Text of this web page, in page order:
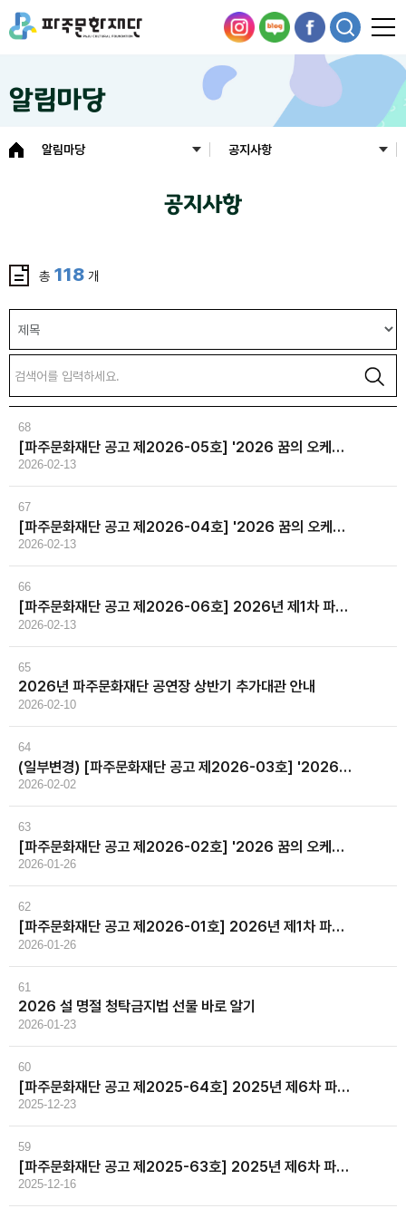
알림마당
알림마당 공지사항
공지사항
총 118 개
68
[파주문화재단 공고 제2026-05호] '2026 꿈의 오케스트라 파주' 강사 모집 재공고 (파트 : 타악기)
2026-02-13
67
[파주문화재단 공고 제2026-04호] '2026 꿈의 오케스트라 파주' 강사 모집 서류심사 결과 공고
2026-02-13
66
[파주문화재단 공고 제2026-06호] 2026년 제1차 파주문화재단 직원채용 서류심사 합격자 및 면접심사 공고
2026-02-13
65
2026년 파주문화재단 공연장 상반기 추가대관 안내
2026-02-10
64
(일부변경) [파주문화재단 공고 제2026-03호] '2026 꿈의 오케스트라 파주' 창립 신규 단원 모집
2026-02-02
63
[파주문화재단 공고 제2026-02호] '2026 꿈의 오케스트라 파주' 강사 모집 공고
2026-01-26
62
[파주문화재단 공고 제2026-01호] 2026년 제1차 파주문화재단 직원채용 공고
2026-01-26
61
2026 설 명절 청탁금지법 선물 바로 알기
2026-01-23
60
[파주문화재단 공고 제2025-64호] 2025년 제6차 파주문화재단 직원채용 최종합격자 공고
2025-12-23
59
[파주문화재단 공고 제2025-63호] 2025년 제6차 파주문화재단 직원채용 필기시험 합격자 및 면접심사 공고문
2025-12-16